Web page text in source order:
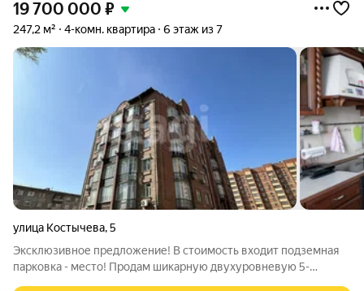
19 700 000 ₽
247,2 м² 4-комн. квартира 6 этаж из 7
улица Костычева,5
Эксклюзивное предложение! В стоимость входит подземная
парковка - место! Продам шикарную двухуровневую 5-